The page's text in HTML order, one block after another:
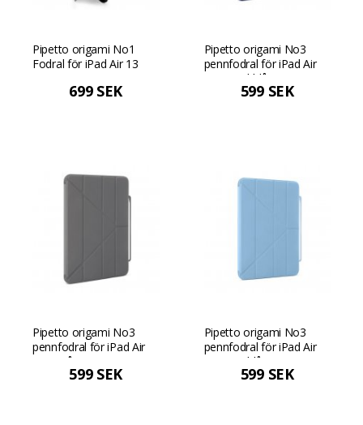
Pipetto origami No1
Fodral för iPad Air 13
699 SEK
Pipetto origami No3
pennfodral för iPad Air
11 - Mörkblå
599 SEK
Pipetto origami No3
pennfodral för iPad Air
11 - Grå
599 SEK
Pipetto origami No3
pennfodral för iPad Air
11 - Ljusblå
599 SEK